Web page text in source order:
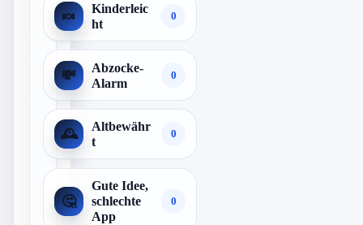
🍬
Kinderleic
ht
0
💸
Abzocke-
Alarm
0
🕰️
Altbewähr
t
0
🤔
Gute Idee,
schlechte
App
0